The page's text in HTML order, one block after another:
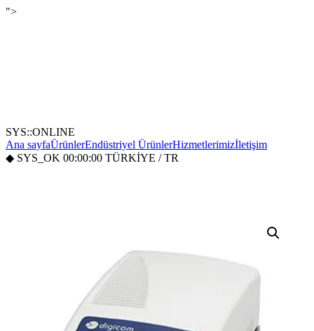
">
SYS::ONLINE
Ana sayfaÜrünlerEndüstriyel ÜrünlerHizmetlerimizİletişim
◆ SYS_OK 00:00:00 TÜRKİYE / TR